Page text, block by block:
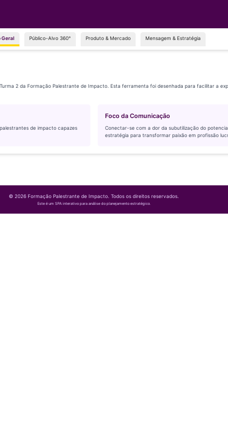
Geral Público-Alvo 360° Produto & Mercado Mensagem & Estratégia
2 da Formação Palestrante de Impacto. Esta ferramenta foi desenhada para facilitar a
de impacto capazes
Foco da Comunicação
Conectar-se com a dor da subutilização do
estratégia para transformar paixão em profissão
© 2026 Formação Palestrante de Impacto. Todos os direitos reservados.
Este é um SPA interativo para análise do planejamento estratégico.